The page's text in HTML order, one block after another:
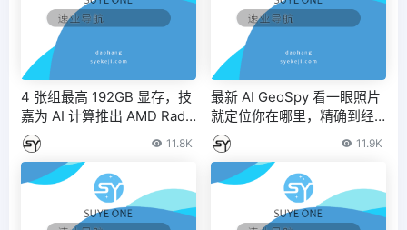
4 张组最高 192GB 显存，技
嘉为 AI 计算推出 AMD Rade
on PRO W7000 系列工作站
显卡
11.8K
最新 AI GeoSpy 看一眼照片
就定位你在哪里，精确到经
纬度 – IT之家
11.9K